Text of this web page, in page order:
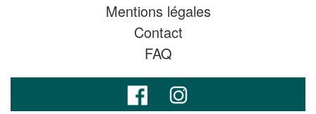
Mentions légales
Contact
FAQ